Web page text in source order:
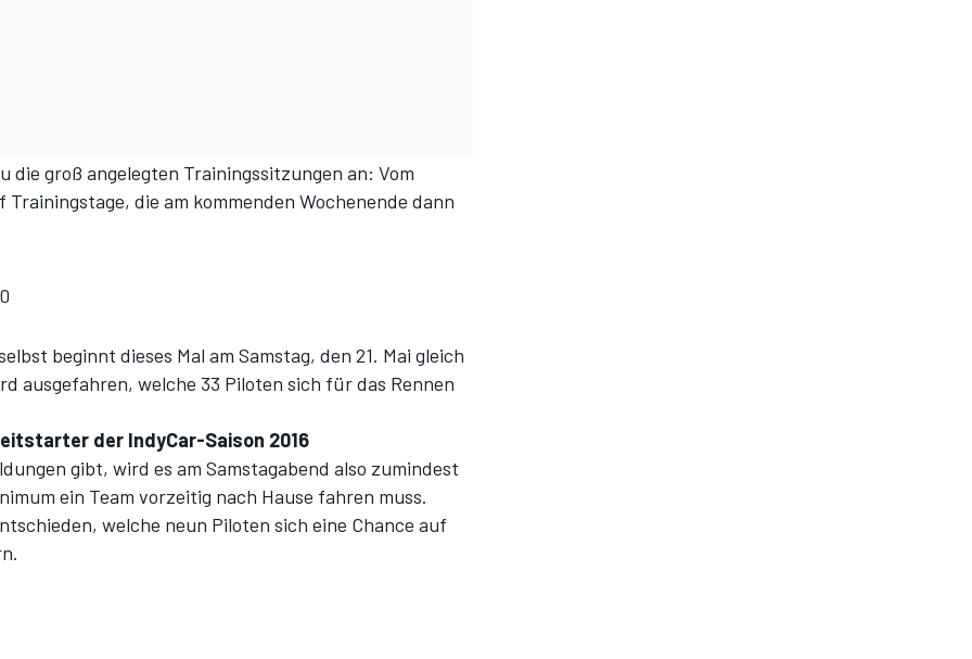
die groß angelegten Trainingssitzungen an: Vom
die am kommenden Wochenende dann
beginnt dieses Mal am Samstag, den 21. Mai gleich
ausgefahren, welche 33 Piloten sich für das Rennen
der IndyCar-Saison 2016
gibt, wird es am Samstagabend also zumindest
ein Team vorzeitig nach Hause fahren muss.
welche neun Piloten sich eine Chance auf